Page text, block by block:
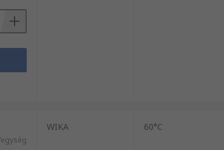
WIKA 60°C